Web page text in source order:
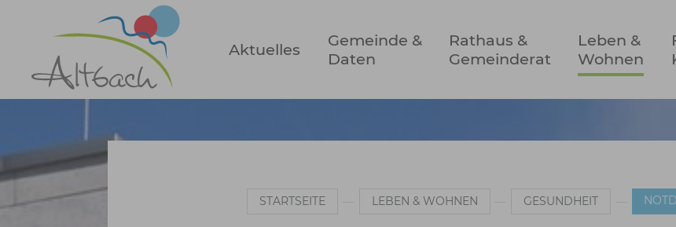
Zum Hauptinhalt springen
Aktuelles
Gemeinde &
Daten
Rathaus &
Gemeinderat
Leben &
Wohnen
Sie sind hier:
STARTSEITE LEBEN & WOHNEN GESUNDHEIT